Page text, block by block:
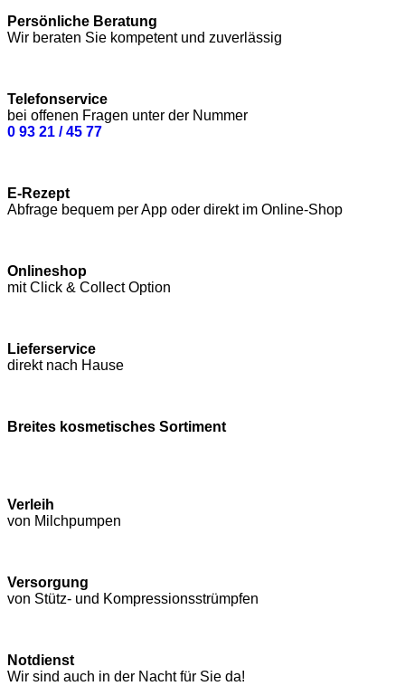
Persönliche Beratung
Wir beraten Sie kompetent und zuverlässig
Telefonservice
bei offenen Fragen unter der Nummer
0 93 21 / 45 77
E-Rezept
Abfrage bequem per App oder direkt im Online-Shop
Onlineshop
mit Click & Collect Option
Lieferservice
direkt nach Hause
Breites kosmetisches Sortiment
Verleih
von Milchpumpen
Versorgung
von Stütz- und Kompressions­strümpfen
Notdienst
Wir sind auch in der Nacht für Sie da!